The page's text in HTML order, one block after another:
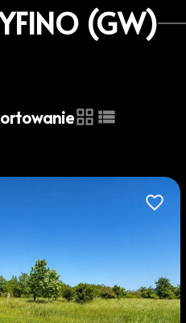
(GW)
tabela
lista
Dodaj